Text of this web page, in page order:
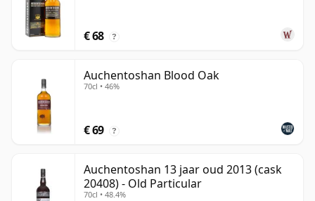
€ 68 ?
Auchentoshan Blood Oak
70cl • 46%
€ 69 ?
Auchentoshan 13 jaar oud 2013 (cask
20408) - Old Particular
70cl • 48.4%